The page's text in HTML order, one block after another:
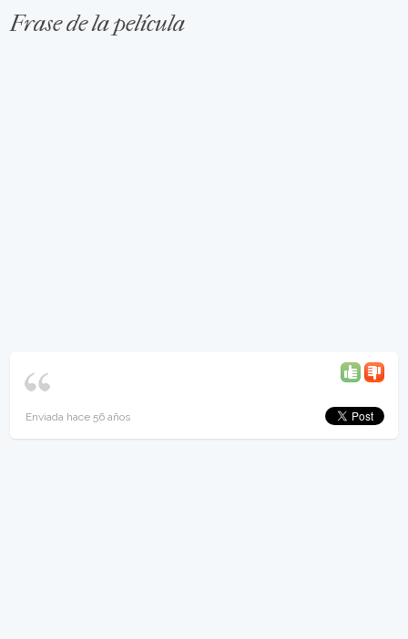
Frase de la película
Enviada hace 56 años